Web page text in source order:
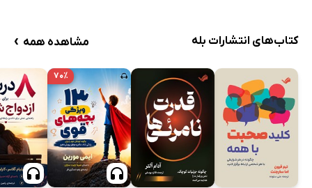
کتاب‌های انتشارات بله مشاهده همه ›
۷۰٪